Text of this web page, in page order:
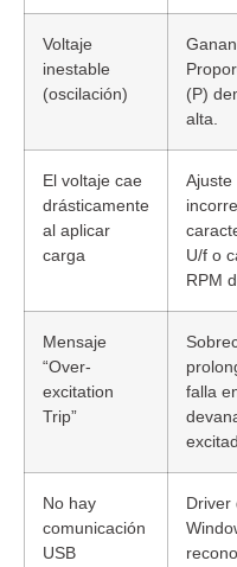
Voltaje
inestable
(oscilación)
(P)
alta.
El voltaje cae
drásticamente
al aplicar
carga
Ajuste
U/f o
RPM
Mensaje
“Over-
excitation
Trip”
falla
No hay
comunicación
USB
Driver